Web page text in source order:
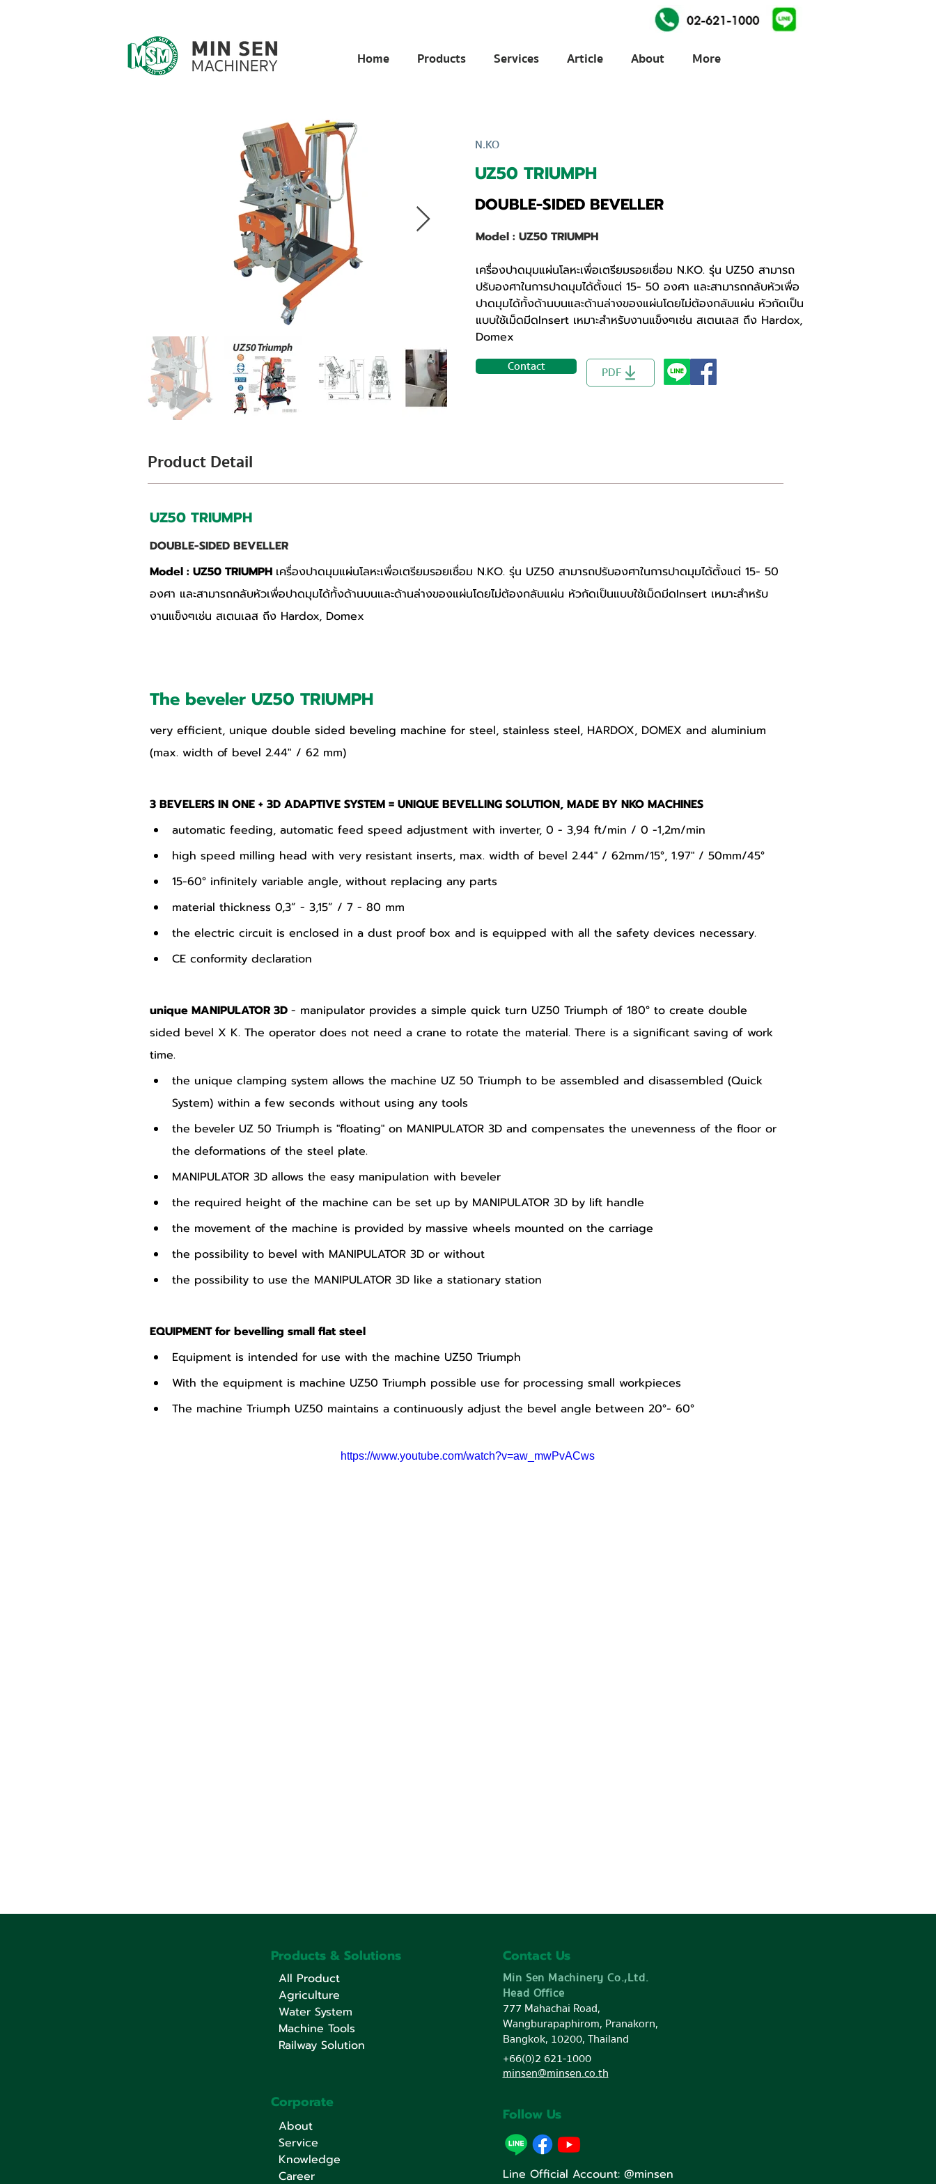
Home Products Services Article About More
N.KO
UZ50 TRIUMPH
DOUBLE-SIDED BEVELLER
Model : UZ50 TRIUMPH
เครื่องปาดมุมแผ่นโลหะเพื่อเตรียมรอยเชื่อม N.KO. รุ่น UZ50 สามารถ
ปรับองศาในการปาดมุมได้ตั้งแต่ 15- 50 องศา และสามารถกลับหัวเพื่อ
ปาดมุมได้ทั้งด้านบนและด้านล่างของแผ่นโดยไม่ต้องกลับแผ่น หัวกัดเป็น
แบบใช้เม็ดมีดInsert เหมาะสำหรับงานแข็งๆเช่น สเตนเลส ถึง Hardox,
Domex
Contact PDF
Product Detail
UZ50 TRIUMPH
DOUBLE-SIDED BEVELLER
Model : UZ50 TRIUMPH เครื่องปาดมุมแผ่นโลหะเพื่อเตรียมรอยเชื่อม N.KO. รุ่น UZ50 สามารถปรับองศาในการปาดมุมได้ตั้งแต่ 15- 50
องศา และสามารถกลับหัวเพื่อปาดมุมได้ทั้งด้านบนและด้านล่างของแผ่นโดยไม่ต้องกลับแผ่น หัวกัดเป็นแบบใช้เม็ดมีดInsert เหมาะสำหรับ
งานแข็งๆเช่น สเตนเลส ถึง Hardox, Domex
The beveler UZ50 TRIUMPH
very efficient, unique double sided beveling machine for steel, stainless steel, HARDOX, DOMEX and aluminium
(max. width of bevel 2.44″ / 62 mm)
3 BEVELERS IN ONE + 3D ADAPTIVE SYSTEM = UNIQUE BEVELLING SOLUTION, MADE BY NKO MACHINES
automatic feeding, automatic feed speed adjustment with inverter, 0 - 3,94 ft/min / 0 -1,2m/min
high speed milling head with very resistant inserts, max. width of bevel 2.44" / 62mm/15°, 1.97" / 50mm/45°
15-60° infinitely variable angle, without replacing any parts
material thickness 0,3” - 3,15” / 7 - 80 mm
the electric circuit is enclosed in a dust proof box and is equipped with all the safety devices necessary.
CE conformity declaration
unique MANIPULATOR 3D - manipulator provides a simple quick turn UZ50 Triumph of 180° to create double
sided bevel X K. The operator does not need a crane to rotate the material. There is a significant saving of work
time.
the unique clamping system allows the machine UZ 50 Triumph to be assembled and disassembled (Quick
System) within a few seconds without using any tools
the beveler UZ 50 Triumph is "floating" on MANIPULATOR 3D and compensates the unevenness of the floor or
the deformations of the steel plate.
MANIPULATOR 3D allows the easy manipulation with beveler
the required height of the machine can be set up by MANIPULATOR 3D by lift handle
the movement of the machine is provided by massive wheels mounted on the carriage
the possibility to bevel with MANIPULATOR 3D or without
the possibility to use the MANIPULATOR 3D like a stationary station
EQUIPMENT for bevelling small flat steel
Equipment is intended for use with the machine UZ50 Triumph
With the equipment is machine UZ50 Triumph possible use for processing small workpieces
The machine Triumph UZ50 maintains a continuously adjust the bevel angle between 20°- 60°
https://www.youtube.com/watch?v=aw_mwPvACws
Products & Solutions
All Product
Agriculture
Water System
Machine Tools
Railway Solution
Corporate
About
Service
Knowledge
Career
Contact Us
Min Sen Machinery Co.,Ltd.
Head Office
777 Mahachai Road,
Wangburapaphirom, Pranakorn,
Bangkok, 10200, Thailand
+66(0)2 621-1000
minsen@minsen.co.th
Follow Us
Line Official Account: @minsen